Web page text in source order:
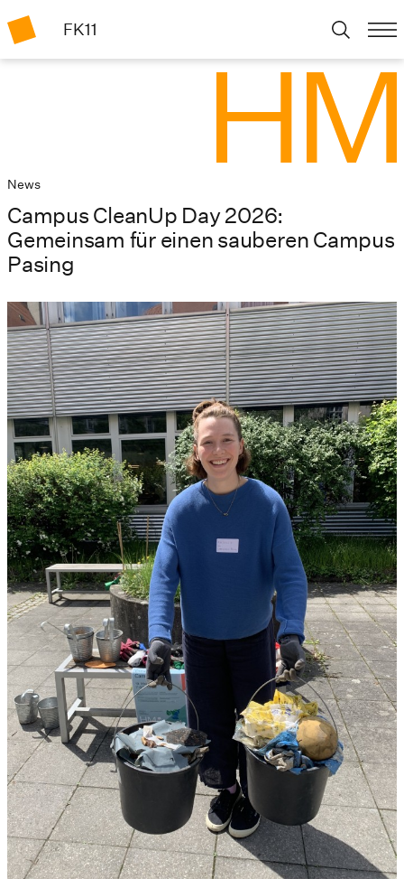
FK11
News
Campus CleanUp Day 2026:
Gemeinsam für einen sauberen Campus
Pasing